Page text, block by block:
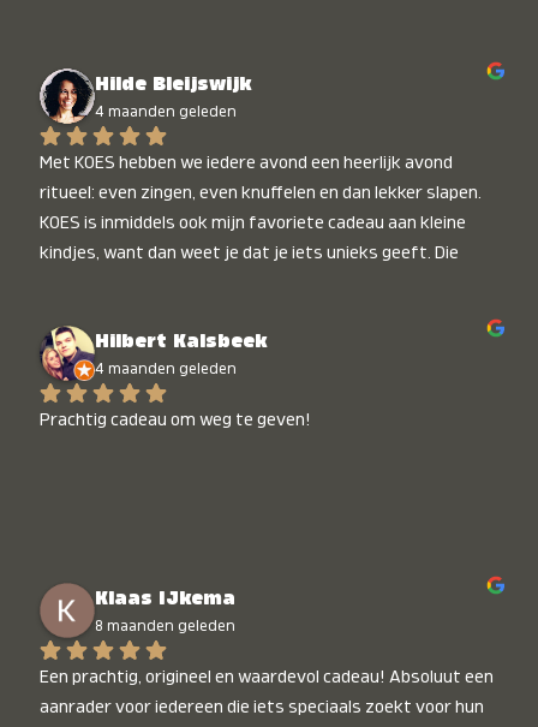
Hilde Bleijswijk
4 maanden geleden
Met KOES hebben we iedere avond een heerlijk avond
ritueel: even zingen, even knuffelen en dan lekker slapen.
KOES is inmiddels ook mijn favoriete cadeau aan kleine
kindjes, want dan weet je dat je iets unieks geeft. Die
Hilbert Kalsbeek
4 maanden geleden
Prachtig cadeau om weg te geven!
Klaas IJkema
8 maanden geleden
Een prachtig, origineel en waardevol cadeau! Absoluut een
aanrader voor iedereen die iets speciaals zoekt voor hun